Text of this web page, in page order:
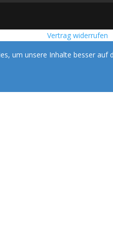
Vertrag widerrufen
um unsere Inhalte besser auf